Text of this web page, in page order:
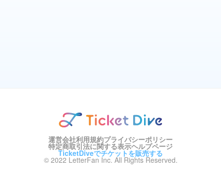
運営会社利用規約プライバシーポリシー
特定商取引法に関する表示ヘルプページ
TicketDiveでチケットを販売する
© 2022 LetterFan Inc. All Rights Reserved.